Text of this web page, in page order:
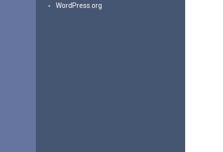
WordPress.org